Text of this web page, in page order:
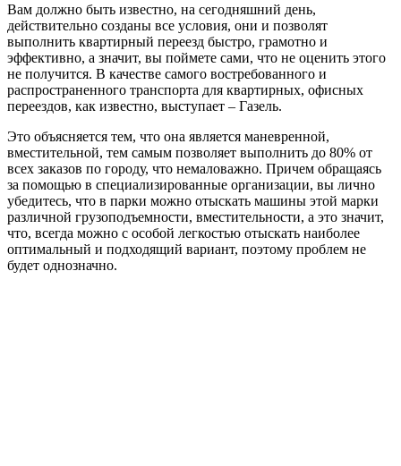
Вам должно быть известно, на сегодняшний день,
действительно созданы все условия, они и позволят
выполнить квартирный переезд быстро, грамотно и
эффективно, а значит, вы поймете сами, что не оценить этого
не получится. В качестве самого востребованного и
распространенного транспорта для квартирных, офисных
переездов, как известно, выступает – Газель.
Это объясняется тем, что она является маневренной,
вместительной, тем самым позволяет выполнить до 80% от
всех заказов по городу, что немаловажно. Причем обращаясь
за помощью в специализированные организации, вы лично
убедитесь, что в парки можно отыскать машины этой марки
различной грузоподъемности, вместительности, а это значит,
что, всегда можно с особой легкостью отыскать наиболее
оптимальный и подходящий вариант, поэтому проблем не
будет однозначно.